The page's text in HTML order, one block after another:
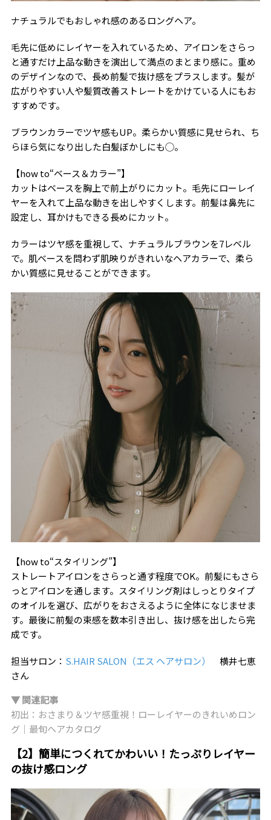
ナチュラルでもおしゃれ感のあるロングヘア。
毛先に低めにレイヤーを入れているため、アイロンをさらっ
と通すだけ上品な動きを演出して満点のまとまり感に。重め
のデザインなので、長め前髪で抜け感をプラスします。髪が
広がりやすい人や髪質改善ストレートをかけている人にもお
すすめです。
ブラウンカラーでツヤ感もUP。柔らかい質感に見せられ、ち
らほら気になり出した白髪ぼかしにも◯。
【how to“ベース＆カラー”】
カットはベースを胸上で前上がりにカット。毛先にローレイ
ヤーを入れて上品な動きを出しやすくします。前髪は鼻先に
設定し、耳かけもできる長めにカット。
カラーはツヤ感を重視して、ナチュラルブラウンを7レベル
で。肌ベースを問わず肌映りがきれいなヘアカラーで、柔ら
かい質感に見せることができます。
【how to“スタイリング”】
ストレートアイロンをさらっと通す程度でOK。前髪にもさら
っとアイロンを通します。スタイリング剤はしっとりタイプ
のオイルを選び、広がりをおさえるように全体になじませま
す。最後に前髪の束感を数本引き出し、抜け感を出したら完
成です。
担当サロン： S.HAIR SALON（エス ヘアサロン）
横井七恵
さん
▼ 関連記事
初出：おさまり＆ツヤ感重視！ローレイヤーのきれいめロン
グ｜最旬ヘアカタログ
【2】簡単につくれてかわいい！たっぷりレイヤー
の抜け感ロング